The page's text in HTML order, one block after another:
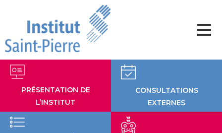
contenu
PRÉSENTATION DE
L’INSTITUT
CONSULTATIONS
EXTERNES